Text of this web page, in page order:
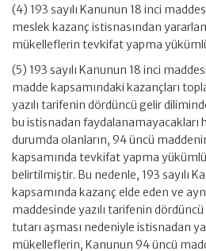
(4) 193 sayılı Kanunun 18 inci
meslek kazanç istisnasından
mükelleflerin tevkifat yapma
(5) 193 sayılı Kanunun 18 inci
madde kapsamındaki kazançları
yazılı tarifenin dördüncü gelir
bu istisnadan faydalanamayacakları
durumda olanların, 94 üncü
kapsamında tevkifat yapma
belirtilmiştir. Bu nedenle, 193 sayılı
kapsamında kazanç elde eden ve
maddesinde yazılı tarifenin
tutarı aşması nedeniyle istisnadan
mükelleflerin, Kanunun 94 üncü